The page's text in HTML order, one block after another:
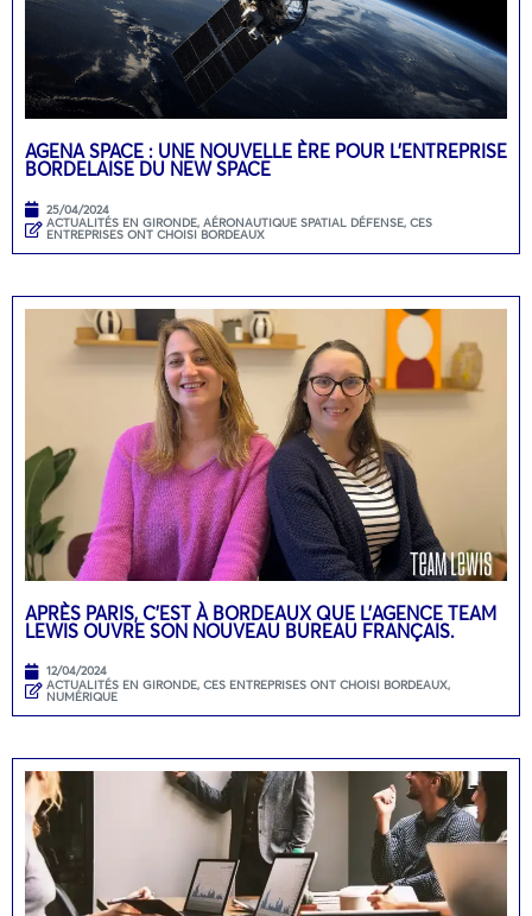
AGENA SPACE : UNE NOUVELLE ÈRE POUR L’ENTREPRISE
BORDELAISE DU NEW SPACE
25/04/2024
ACTUALITÉS EN GIRONDE, AÉRONAUTIQUE SPATIAL DÉFENSE, CES
ENTREPRISES ONT CHOISI BORDEAUX
APRÈS PARIS, C’EST À BORDEAUX QUE L’AGENCE TEAM
LEWIS OUVRE SON NOUVEAU BUREAU FRANÇAIS.
12/04/2024
ACTUALITÉS EN GIRONDE, CES ENTREPRISES ONT CHOISI BORDEAUX,
NUMÉRIQUE